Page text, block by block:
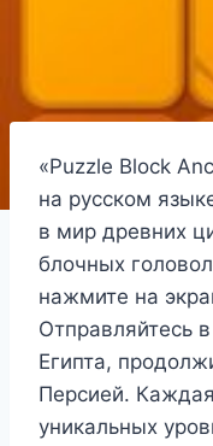
«Puzzle Block
на русском
в мир древних
блочных
нажмите на
Отправляйтесь
Египта,
Персией.
уникальных